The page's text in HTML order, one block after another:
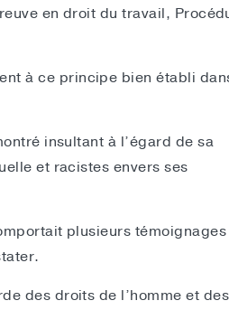
en droit du travail,
à ce principe bien établi
insultant à l’égard de sa
et racistes envers ses
plusieurs
des droits de l’homme et des